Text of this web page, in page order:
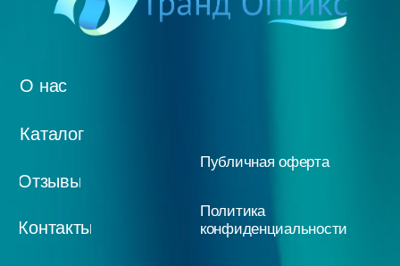
info@grand-optics.ru
go@grand-optics.ru
ООО "Гранд Оптикс"
Сущевский Вал, д.49, офис 516,